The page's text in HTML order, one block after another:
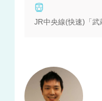
JR中央線(快速)「